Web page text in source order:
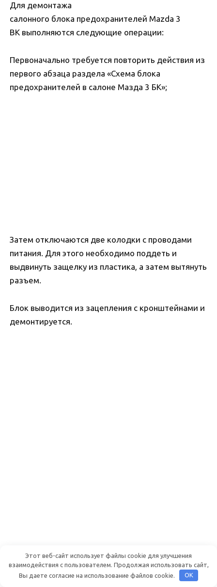
Для демонтажа
салонного блока предохранителей Mazda 3
BK выполняются следующие операции:
Первоначально требуется повторить действия из
первого абзаца раздела «Схема блока
предохранителей в салоне Мазда 3 БК»;
Затем отключаются две колодки с проводами
питания. Для этого необходимо поддеть и
выдвинуть защелку из пластика, а затем вытянуть
разъем.
Блок выводится из зацепления с кронштейнами и
демонтируется.
Этот веб-сайт использует файлы cookie для улучшения
взаимодействия с пользователем. Продолжая использовать сайт,
Вы даете согласие на использование файлов cookie.
OK